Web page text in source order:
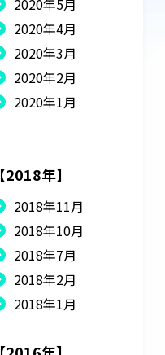
2020年5月
2020年4月
2020年3月
2020年2月
2020年1月
【2018年】
2018年11月
2018年10月
2018年7月
2018年2月
2018年1月